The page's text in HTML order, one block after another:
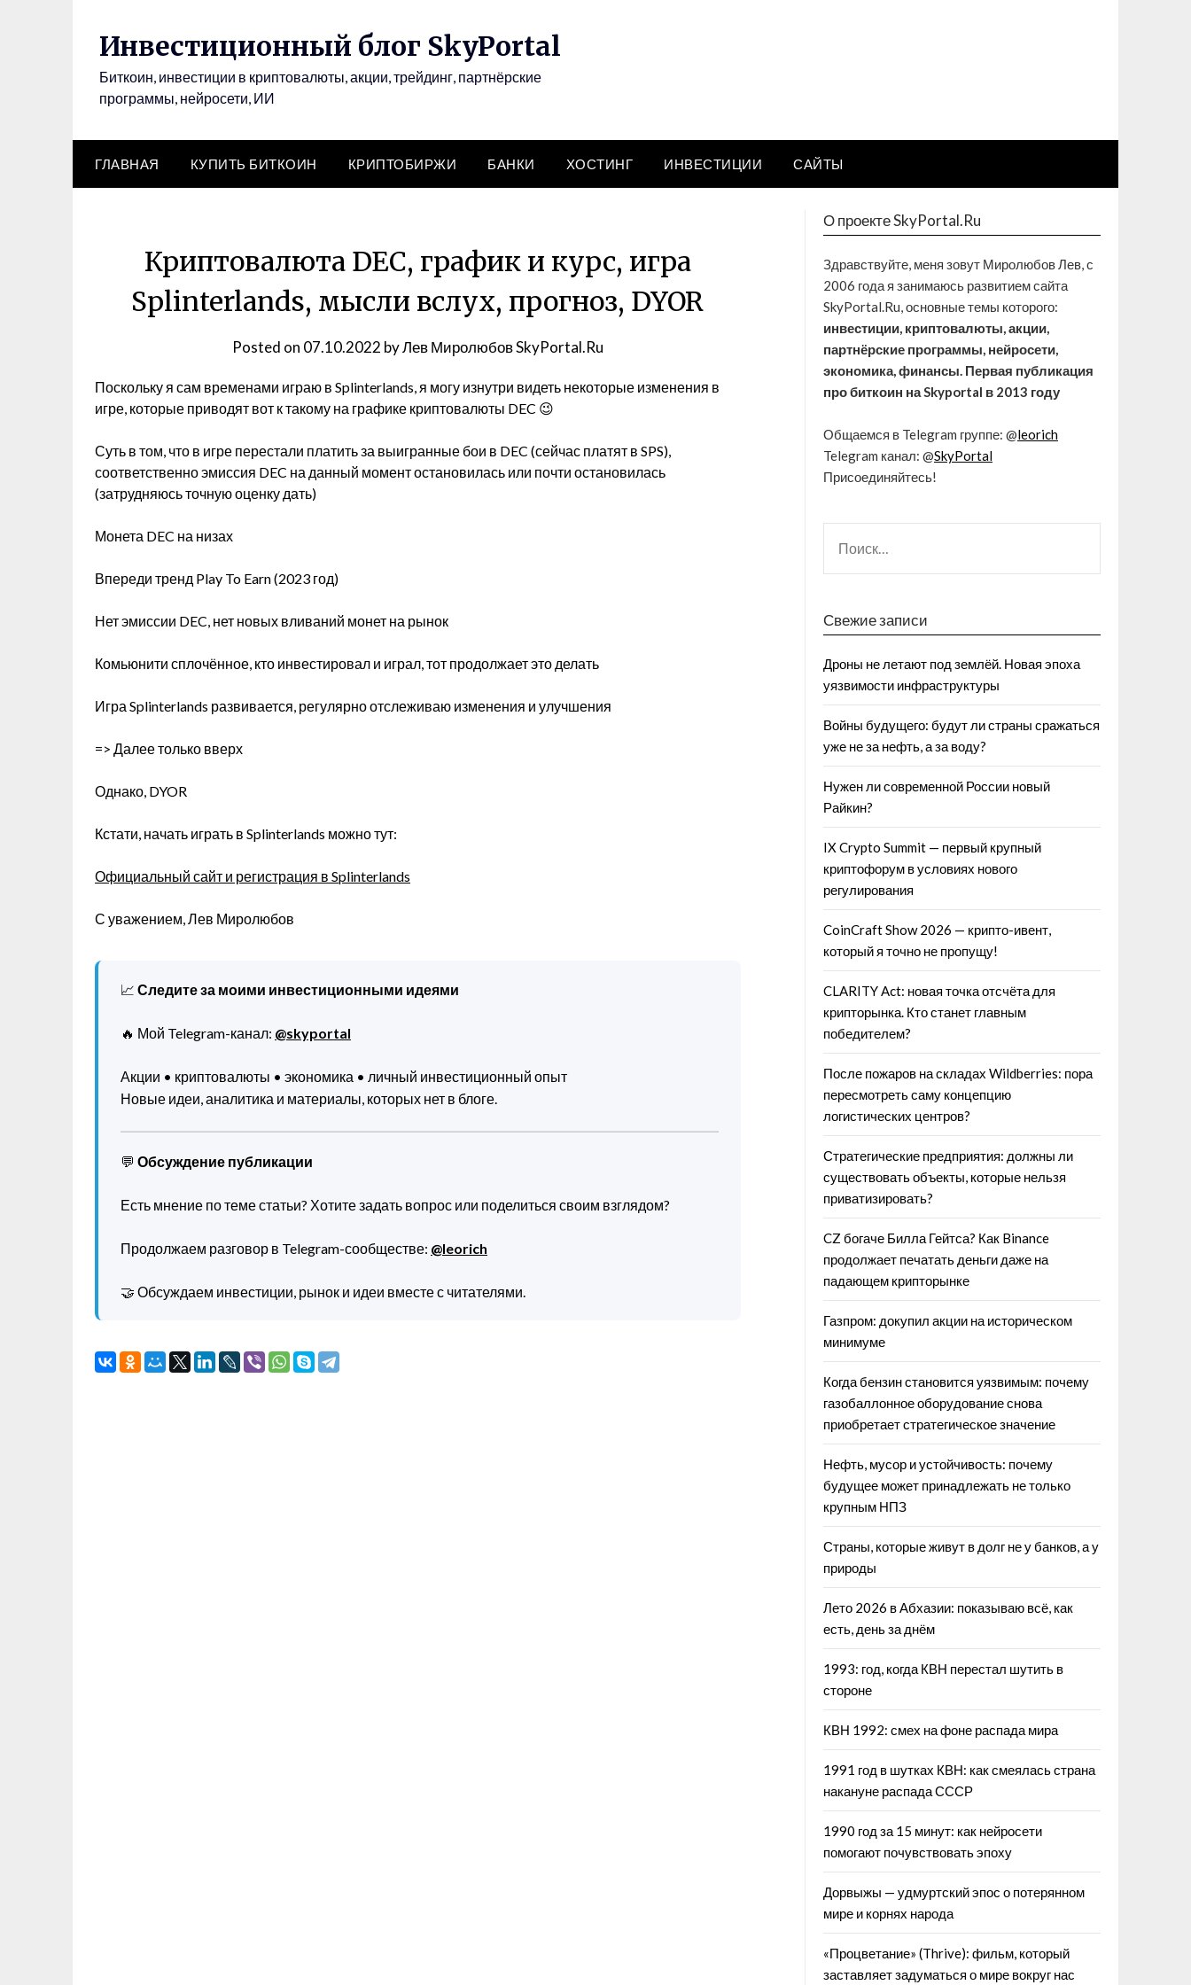
Инвестиционный блог SkyPortal
Биткоин, инвестиции в криптовалюты, акции, трейдинг, партнёрские
программы, нейросети, ИИ
ГЛАВНАЯ КУПИТЬ БИТКОИН КРИПТОБИРЖИ БАНКИ ХОСТИНГ ИНВЕСТИЦИИ САЙТЫ
Криптовалюта DEC, график и курс, игра
Splinterlands, мысли вслух, прогноз, DYOR
Posted on 07.10.2022 byЛев Миролюбов SkyPortal.Ru
Поскольку я сам временами играю в Splinterlands, я могу изнутри видеть некоторые изменения в
игре, которые приводят вот к такому на графике криптовалюты DEC 😉
Суть в том, что в игре перестали платить за выигранные бои в DEC (сейчас платят в SPS),
соответственно эмиссия DEC на данный момент остановилась или почти остановилась
(затрудняюсь точную оценку дать)
Монета DEC на низах
Впереди тренд Play To Earn (2023 год)
Нет эмиссии DEC, нет новых вливаний монет на рынок
Комьюнити сплочённое, кто инвестировал и играл, тот продолжает это делать
Игра Splinterlands развивается, регулярно отслеживаю изменения и улучшения
=> Далее только вверх
Однако, DYOR
Кстати, начать играть в Splinterlands можно тут:
Официальный сайт и регистрация в Splinterlands
С уважением, Лев Миролюбов
📈 Следите за моими инвестиционными идеями
🔥 Мой Telegram-канал: @skyportal
Акции • криптовалюты • экономика • личный инвестиционный опыт
Новые идеи, аналитика и материалы, которых нет в блоге.
💬 Обсуждение публикации
Есть мнение по теме статьи? Хотите задать вопрос или поделиться своим взглядом?
Продолжаем разговор в Telegram-сообществе: @leorich
🤝 Обсуждаем инвестиции, рынок и идеи вместе с читателями.
О проекте SkyPortal.Ru
Здравствуйте, меня зовут Миролюбов Лев, с
2006 года я занимаюсь развитием сайта
SkyPortal.Ru, основные темы которого:
инвестиции, криптовалюты, акции,
партнёрские программы, нейросети,
экономика, финансы. Первая публикация
про биткоин на Skyportal в 2013 году
Общаемся в Telegram группе: @leorich
Telegram канал: @SkyPortal
Присоединяйтесь!
Свежие записи
Дроны не летают под землёй. Новая эпоха
уязвимости инфраструктуры
Войны будущего: будут ли страны сражаться
уже не за нефть, а за воду?
Нужен ли современной России новый
Райкин?
IX Crypto Summit — первый крупный
криптофорум в условиях нового
регулирования
CoinCraft Show 2026 — крипто-ивент,
который я точно не пропущу!
CLARITY Act: новая точка отсчёта для
крипторынка. Кто станет главным
победителем?
После пожаров на складах Wildberries: пора
пересмотреть саму концепцию
логистических центров?
Стратегические предприятия: должны ли
существовать объекты, которые нельзя
приватизировать?
CZ богаче Билла Гейтса? Как Binance
продолжает печатать деньги даже на
падающем крипторынке
Газпром: докупил акции на историческом
минимуме
Когда бензин становится уязвимым: почему
газобаллонное оборудование снова
приобретает стратегическое значение
Нефть, мусор и устойчивость: почему
будущее может принадлежать не только
крупным НПЗ
Страны, которые живут в долг не у банков, а у
природы
Лето 2026 в Абхазии: показываю всё, как
есть, день за днём
1993: год, когда КВН перестал шутить в
стороне
КВН 1992: смех на фоне распада мира
1991 год в шутках КВН: как смеялась страна
накануне распада СССР
1990 год за 15 минут: как нейросети
помогают почувствовать эпоху
Дорвыжы — удмуртский эпос о потерянном
мире и корнях народа
«Процветание» (Thrive): фильм, который
заставляет задуматься о мире вокруг нас